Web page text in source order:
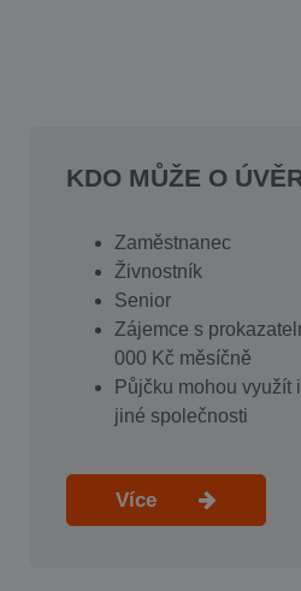
KDO MŮŽE O
Zaměstnanec
Živnostník
Senior
Zájemce s
000 Kč měsíčně
Půjčku mohou využít
jiné společnosti
Více